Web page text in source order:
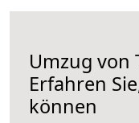
Umzug von
Erfahren
können